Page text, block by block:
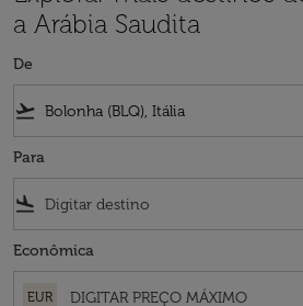
a Arábia Saudita
De
flight_takeoff
Para
flight_land
Econômica
EUR